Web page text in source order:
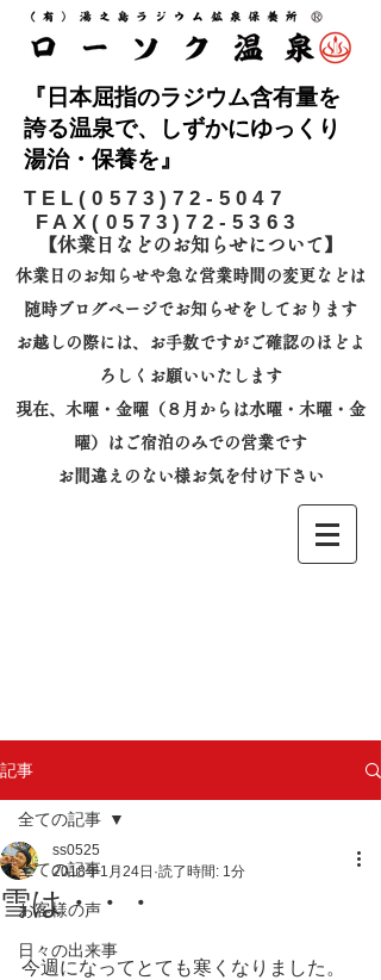
『日本屈指のラジウム含有量を
誇る温泉で、しずかにゆっくり
湯治・保養を』
​TEL(0573)72-5047
FAX(0573)72-5363
【休業日などのお知らせについて】​
休業日のお知らせや急な営業時間の変更などは
随時ブログページでお知らせをしております
お越しの際には、
お手数ですがご確認のほどよ
ろしくお願いいたします
​現在、木曜・金曜（８月からは水曜・木曜・金
曜）はご宿泊のみでの営業です
お間違えのない様お気を付け下さい
記事
全ての記事
お客様の声
日々の出来事
全ての記事
雪は・・・
ss0525
2018年1月24日 読了時間: 1分
今週になってとても寒くなりました。